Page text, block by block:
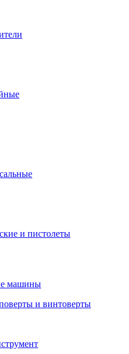
и пистолеты
машины
и винтоверты